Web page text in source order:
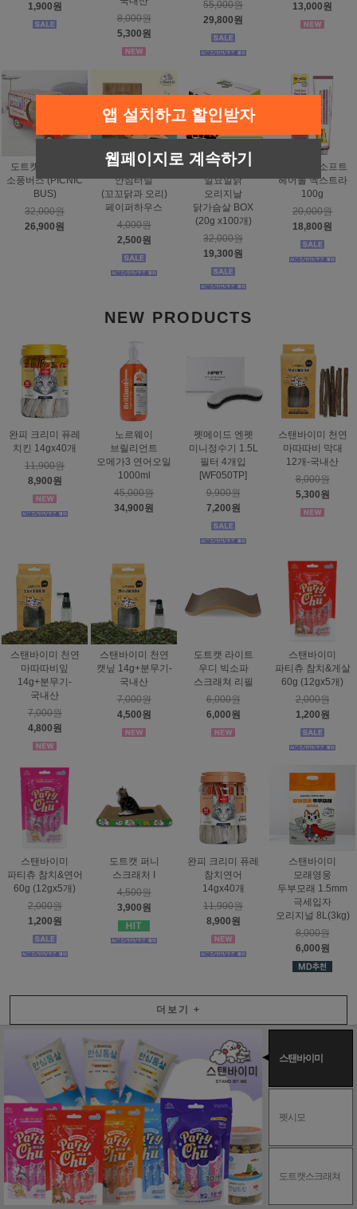
1,900원
8,000원
5,300원
55,000원
29,800원
13,000원
도트캣 스크래처
소풍버스 (PICNIC
BUS)
32,000원
26,900원
스탠바이미
안심터널
(꼬꼬닭과 오리)
페이퍼하우스
4,000원
2,500원
태비토퍼
일묘일닭
오리지날
닭가슴살 BOX
(20g x100개)
32,000원
19,300원
짐펫 몰트소프트
헤어볼 엑스트라
100g
20,000원
18,800원
NEW PRODUCTS
완피 크리미 퓨레
치킨 14gx40개
11,900원
8,900원
노르웨이
브릴리언트
오메가3 연어오일
1000ml
45,000원
34,900원
펫메이드 엔펫
미니정수기 1.5L
필터 4개입
[WF050TP]
9,900원
7,200원
스탠바이미 천연
마따따비 막대
12개-국내산
8,000원
5,300원
스탠바이미 천연
마따따비잎
14g+분무기-
국내산
7,000원
4,800원
스탠바이미 천연
캣닢 14g+분무기-
국내산
7,000원
4,500원
도트캣 라이트
우디 빅소파
스크래쳐 리필
6,000원
6,000원
스탠바이미
파티츄 참치&게살
60g (12gx5개)
2,000원
1,200원
스탠바이미
파티츄 참치&연어
60g (12gx5개)
2,000원
1,200원
도트캣 퍼니
스크래처 I
4,500원
3,900원
완피 크리미 퓨레
참치연어
14gx40개
11,900원
8,900원
스탠바이미
모래영웅
두부모래 1.5mm
극세입자
오리지널 8L(3kg)
8,000원
6,000원
더보기 +
스탠바이미
펫시모
도트캣스크래쳐
앱 설치하고 할인받자
웹페이지로 계속하기